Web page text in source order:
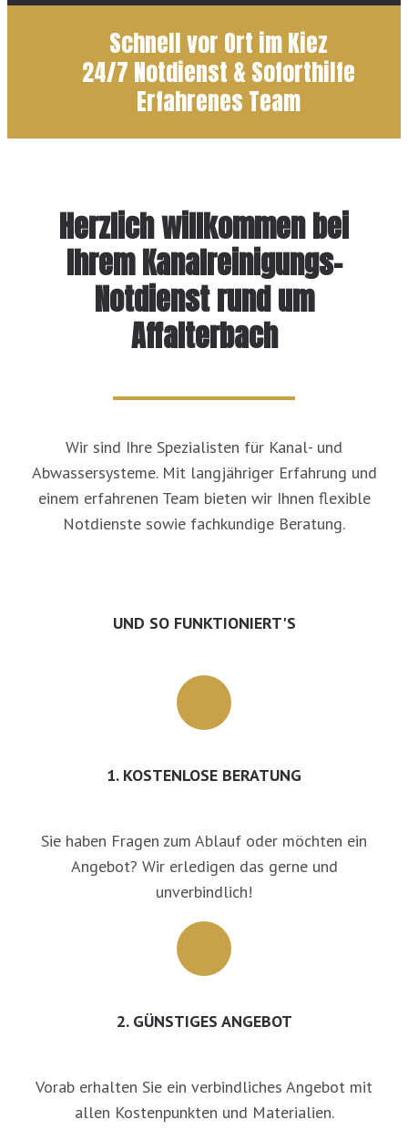
Schnell vor Ort im Kiez
24/7 Notdienst & Soforthilfe
Erfahrenes Team
Herzlich willkommen bei
Ihrem Kanalreinigungs-
Notdienst rund um
Affalterbach
Wir sind Ihre Spezialisten für Kanal- und
Abwassersysteme. Mit langjähriger Erfahrung und
einem erfahrenen Team bieten wir Ihnen flexible
Notdienste sowie fachkundige Beratung.
UND SO FUNKTIONIERT'S
1. KOSTENLOSE BERATUNG
Sie haben Fragen zum Ablauf oder möchten ein
Angebot? Wir erledigen das gerne und
unverbindlich!
2. GÜNSTIGES ANGEBOT
Vorab erhalten Sie ein verbindliches Angebot mit
allen Kostenpunkten und Materialien.